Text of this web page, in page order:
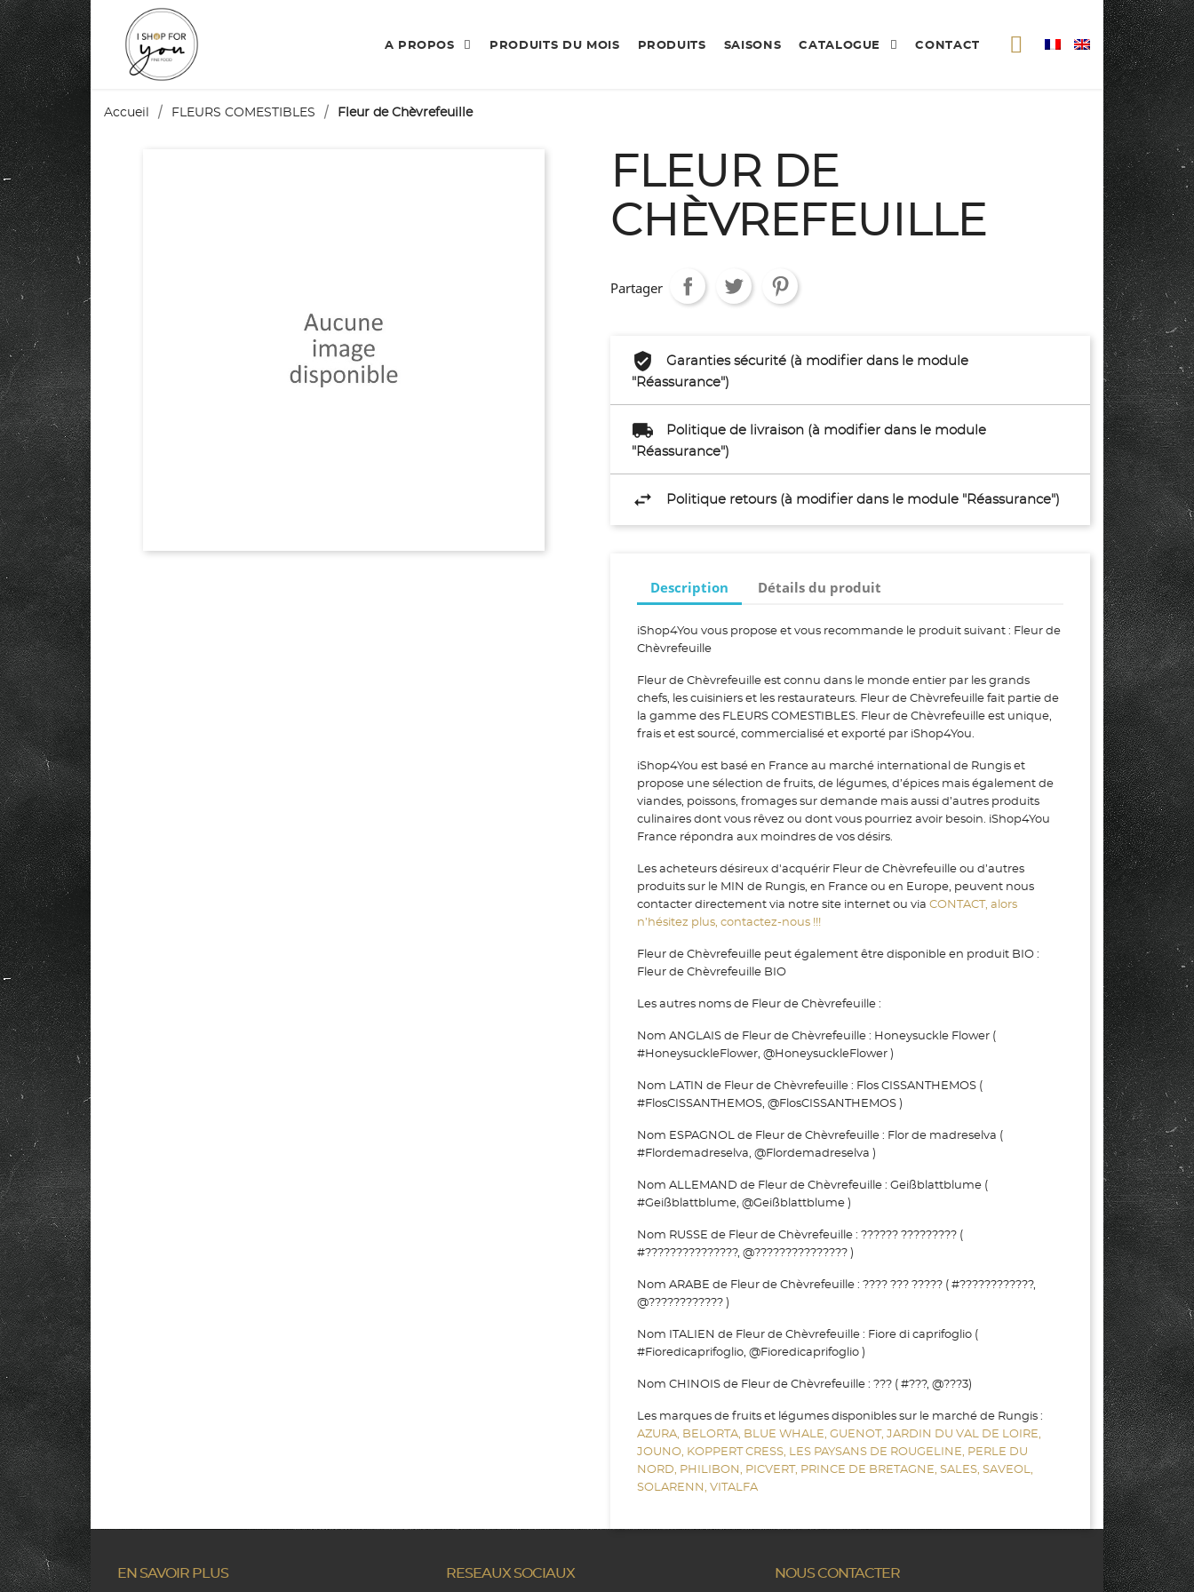
A PROPOS PRODUITS DU MOIS PRODUITS SAISONS CATALOGUE CONTACT
Accueil FLEURS COMESTIBLES Fleur de Chèvrefeuille
FLEUR DE
CHÈVREFEUILLE
Partager
Garanties sécurité (à modifier dans le module
"Réassurance")
Politique de livraison (à modifier dans le module
"Réassurance")
Politique retours (à modifier dans le module "Réassurance")
Description Détails du produit
iShop4You vous propose et vous recommande le produit suivant : Fleur de
Chèvrefeuille
Fleur de Chèvrefeuille est connu dans le monde entier par les grands
chefs, les cuisiniers et les restaurateurs. Fleur de Chèvrefeuille fait partie de
la gamme des FLEURS COMESTIBLES. Fleur de Chèvrefeuille est unique,
frais et est sourcé, commercialisé et exporté par iShop4You.
iShop4You est basé en France au marché international de Rungis et
propose une sélection de fruits, de légumes, d’épices mais également de
viandes, poissons, fromages sur demande mais aussi d’autres produits
culinaires dont vous rêvez ou dont vous pourriez avoir besoin. iShop4You
France répondra aux moindres de vos désirs.
Les acheteurs désireux d'acquérir Fleur de Chèvrefeuille ou d’autres
produits sur le MIN de Rungis, en France ou en Europe, peuvent nous
contacter directement via notre site internet ou via CONTACT, alors
n’hésitez plus, contactez-nous !!!
Fleur de Chèvrefeuille peut également être disponible en produit BIO :
Fleur de Chèvrefeuille BIO
Les autres noms de Fleur de Chèvrefeuille :
Nom ANGLAIS de Fleur de Chèvrefeuille : Honeysuckle Flower (
#HoneysuckleFlower, @HoneysuckleFlower )
Nom LATIN de Fleur de Chèvrefeuille : Flos CISSANTHEMOS (
#FlosCISSANTHEMOS, @FlosCISSANTHEMOS )
Nom ESPAGNOL de Fleur de Chèvrefeuille : Flor de madreselva (
#Flordemadreselva, @Flordemadreselva )
Nom ALLEMAND de Fleur de Chèvrefeuille : Geißblattblume (
#Geißblattblume, @Geißblattblume )
Nom RUSSE de Fleur de Chèvrefeuille : ?????? ????????? (
#???????????????, @??????????????? )
Nom ARABE de Fleur de Chèvrefeuille : ???? ??? ????? ( #????????????,
@???????????? )
Nom ITALIEN de Fleur de Chèvrefeuille : Fiore di caprifoglio (
#Fioredicaprifoglio, @Fioredicaprifoglio )
Nom CHINOIS de Fleur de Chèvrefeuille : ??? ( #???, @???3)
Les marques de fruits et légumes disponibles sur le marché de Rungis :
AZURA, BELORTA, BLUE WHALE, GUENOT, JARDIN DU VAL DE LOIRE,
JOUNO, KOPPERT CRESS, LES PAYSANS DE ROUGELINE, PERLE DU
NORD, PHILIBON, PICVERT, PRINCE DE BRETAGNE, SALES, SAVEOL,
SOLARENN, VITALFA
EN SAVOIR PLUS RESEAUX SOCIAUX NOUS CONTACTER